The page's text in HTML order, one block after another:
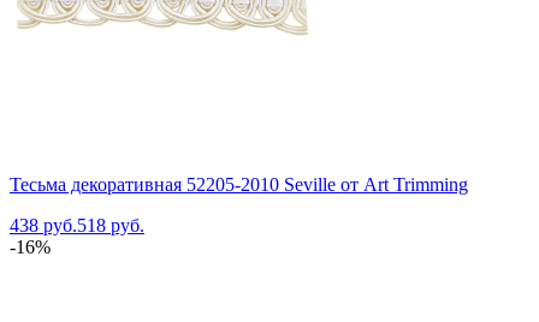
Тесьма декоративная 52205-2010 Seville от Art Trimming
438 руб.518 руб.
-16%